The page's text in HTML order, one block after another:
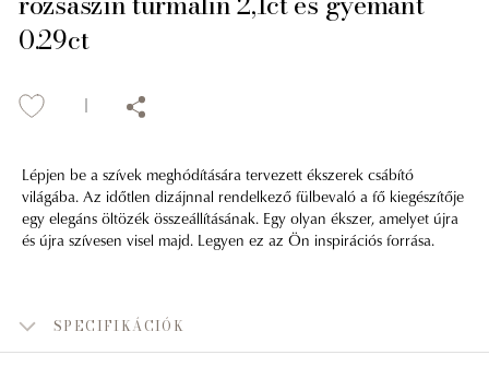
0.29ct
Lépjen be a szívek meghódítására tervezett ékszerek csábító
világába. Az időtlen dizájnnal rendelkező fülbevaló a fő kiegészítője
egy elegáns öltözék összeállításának. Egy olyan ékszer, amelyet újra
és újra szívesen visel majd. Legyen ez az Ön inspirációs forrása.
SPECIFIKÁCIÓK